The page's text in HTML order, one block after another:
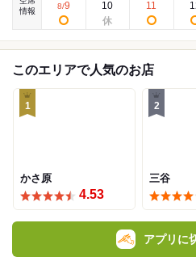
情報
8/9 10 11
このエリアで人気のお店
1
かさ原
4.53
2
三谷
アプリに